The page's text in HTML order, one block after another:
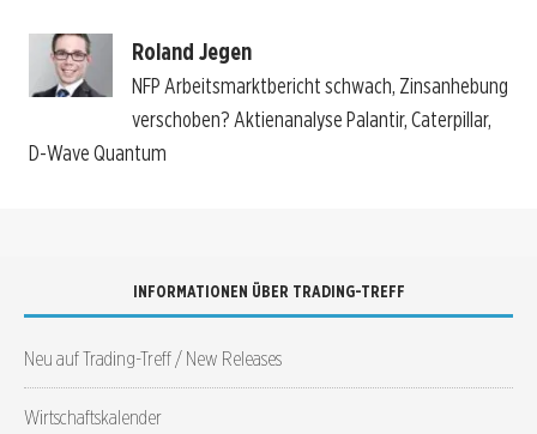
Roland Jegen
NFP Arbeitsmarktbericht schwach, Zinsanhebung
verschoben? Aktienanalyse Palantir, Caterpillar,
D-Wave Quantum
INFORMATIONEN ÜBER TRADING-TREFF
Neu auf Trading-Treff / New Releases
Wirtschaftskalender